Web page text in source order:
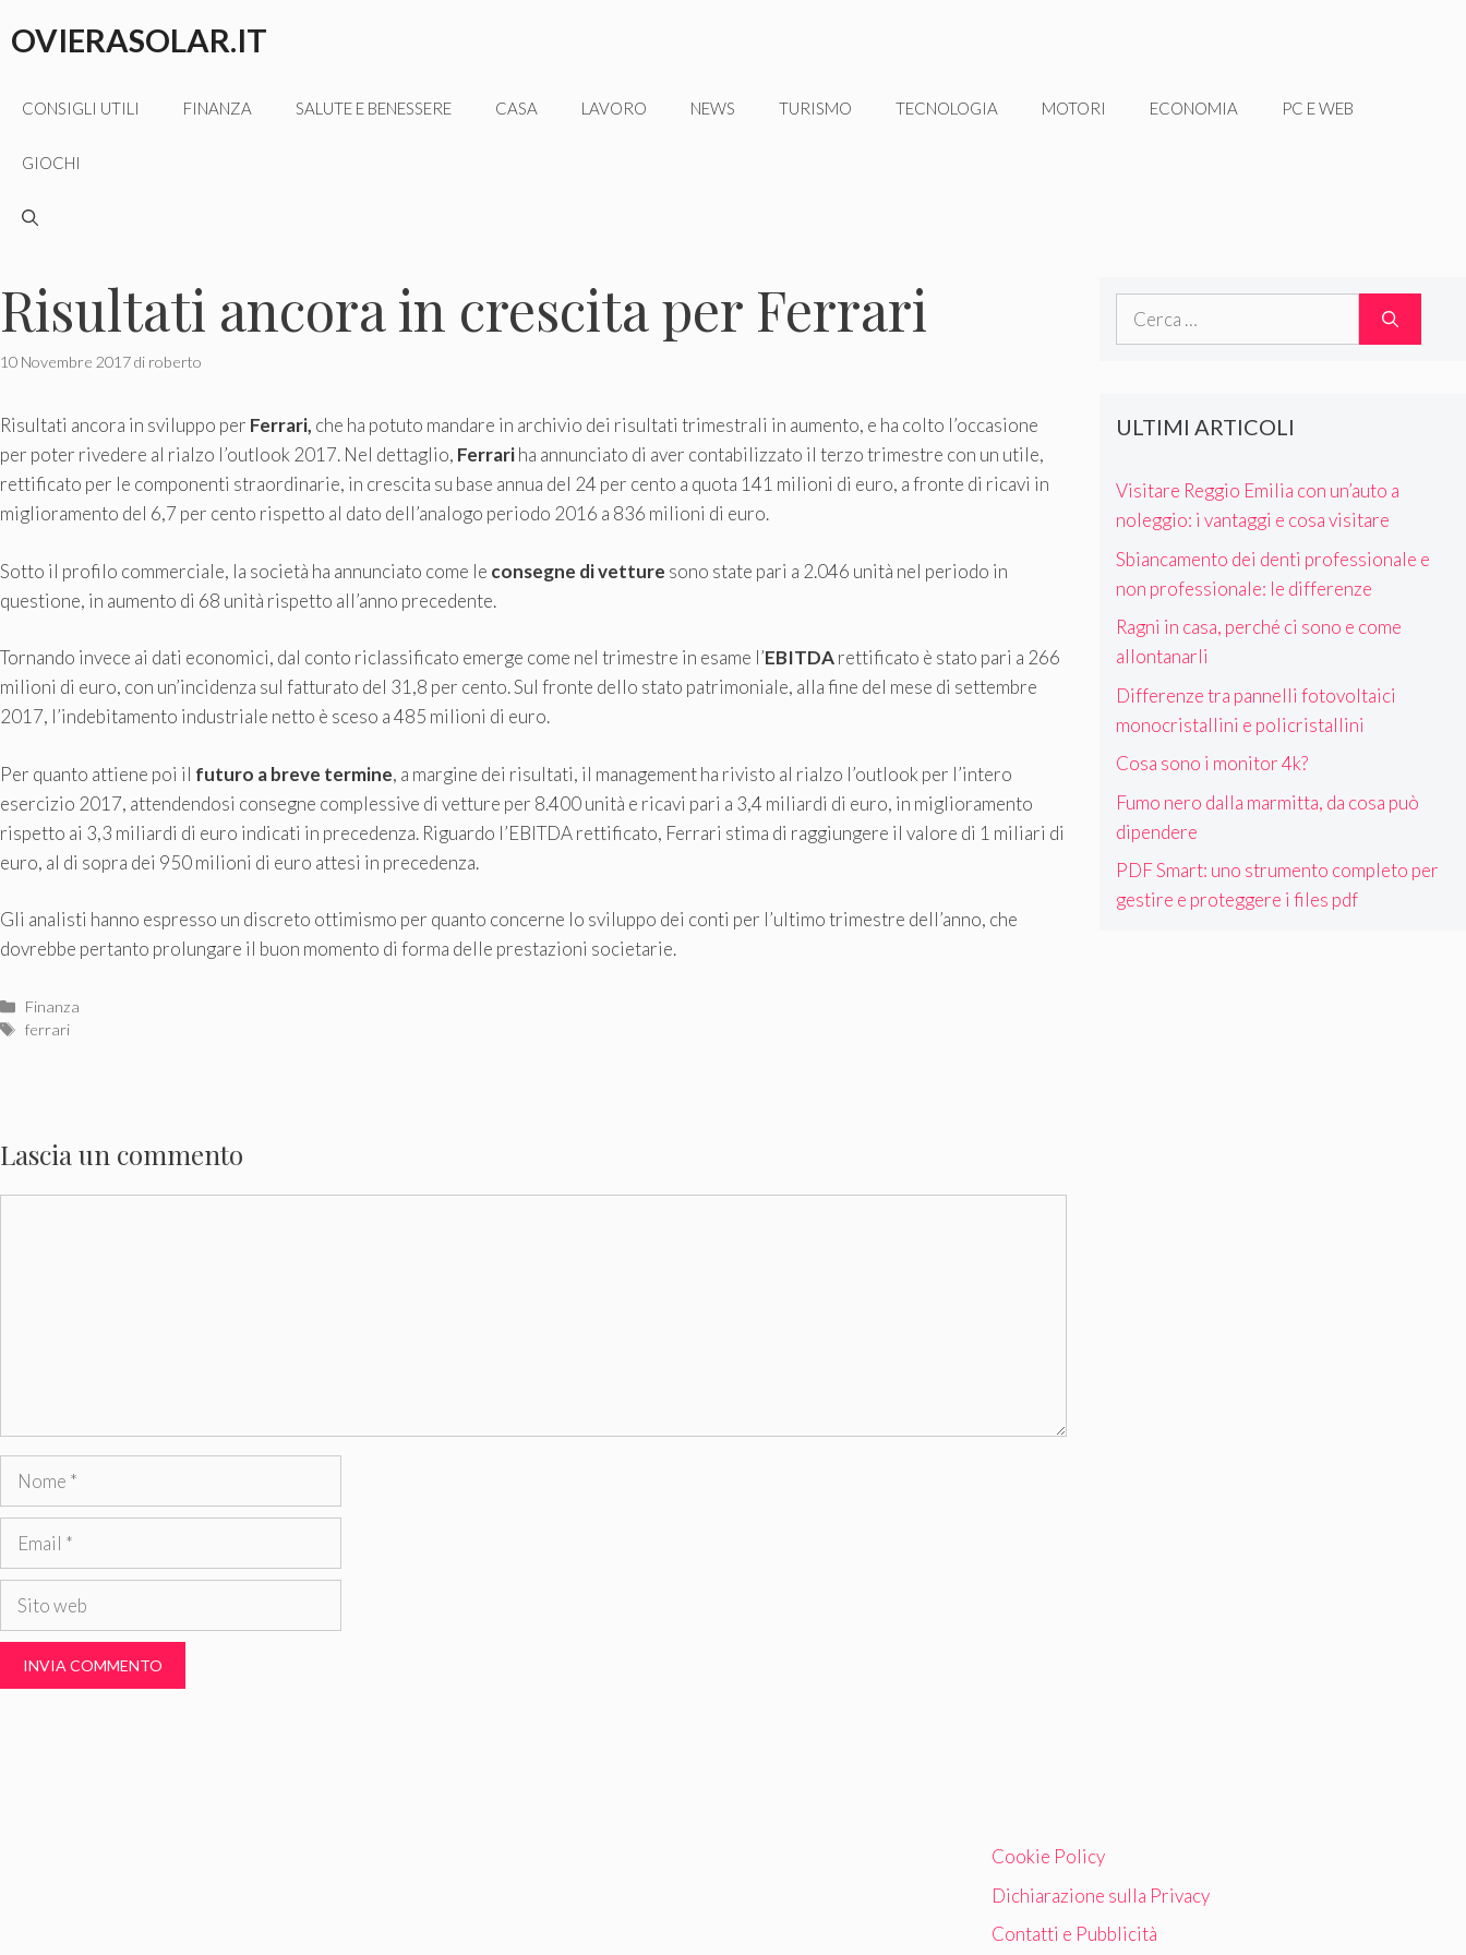
alOVIERASOLAR.IT
CONSIGLI UTILI FINANZA SALUTE E BENESSERE CASA LAVORO NEWS TURISMO TECNOLOGIA MOTORI ECONOMIA PC E WEB
GIOCHI
Risultati ancora in crescita per Ferrari
10 Novembre 2017di roberto
Risultati ancora in sviluppo per Ferrari, che ha potuto mandare in archivio dei risultati trimestrali in aumento, e ha colto l’occasione
per poter rivedere al rialzo l’outlook 2017. Nel dettaglio, Ferrariha annunciato di aver contabilizzato il terzo trimestre con un utile,
rettificato per le componenti straordinarie, in crescita su base annua del 24 per cento a quota 141 milioni di euro, a fronte di ricavi in
miglioramento del 6,7 per cento rispetto al dato dell’analogo periodo 2016 a 836 milioni di euro.
Sotto il profilo commerciale, la società ha annunciato come le consegne di vetture sono state pari a 2.046 unità nel periodo in
questione, in aumento di 68 unità rispetto all’anno precedente.
Tornando invece ai dati economici, dal conto riclassificato emerge come nel trimestre in esame l’EBITDArettificato è stato pari a 266
milioni di euro, con un’incidenza sul fatturato del 31,8 per cento. Sul fronte dello stato patrimoniale, alla fine del mese di settembre
2017, l’indebitamento industriale netto è sceso a 485 milioni di euro.
Per quanto attiene poi il futuro a breve termine, a margine dei risultati, il management ha rivisto al rialzo l’outlook per l’intero
esercizio 2017, attendendosi consegne complessive di vetture per 8.400 unità e ricavi pari a 3,4 miliardi di euro, in miglioramento
rispetto ai 3,3 miliardi di euro indicati in precedenza. Riguardo l’EBITDA rettificato, Ferrari stima di raggiungere il valore di 1 miliari di
euro, al di sopra dei 950 milioni di euro attesi in precedenza.
Gli analisti hanno espresso un discreto ottimismo per quanto concerne lo sviluppo dei conti per l’ultimo trimestre dell’anno, che
dovrebbe pertanto prolungare il buon momento di forma delle prestazioni societarie.
Categorie
Finanza
Tag
ferrari
Lascia un commento
Nome
Email
Sito
Ricerca
ULTIMI ARTICOLI
Visitare Reggio Emilia con un’auto a
noleggio: i vantaggi e cosa visitare
Sbiancamento dei denti professionale e
non professionale: le differenze
Ragni in casa, perché ci sono e come
allontanarli
Differenze tra pannelli fotovoltaici
monocristallini e policristallini
Cosa sono i monitor 4k?
Fumo nero dalla marmitta, da cosa può
dipendere
PDF Smart: uno strumento completo per
gestire e proteggere i files pdf
Cookie Policy
Dichiarazione sulla Privacy
Contatti e Pubblicità